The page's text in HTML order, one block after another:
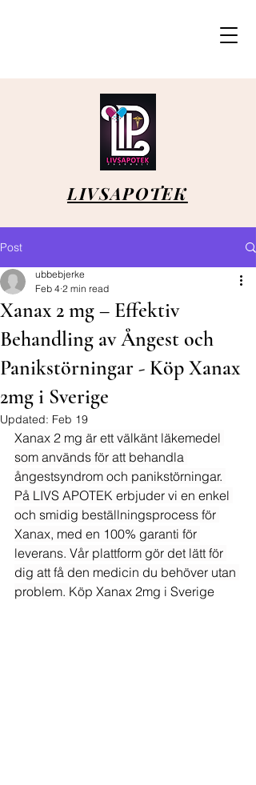
LIVSAPOTEK
Post
Xanax 2 mg – Effektiv
Behandling av Ångest och
Panikstörningar - Köp Xanax
2mg i Sverige
ubbebjerke
Feb 4 2 min read
Updated: Feb 19
Xanax 2 mg är ett välkänt läkemedel
som används för att behandla
ångestsyndrom och panikstörningar.
På LIVS APOTEK erbjuder vi en enkel
och smidig beställningsprocess för
Xanax, med en 100% garanti för
leverans. Vår plattform gör det lätt för
dig att få den medicin du behöver utan
problem. Köp Xanax 2mg i Sverige